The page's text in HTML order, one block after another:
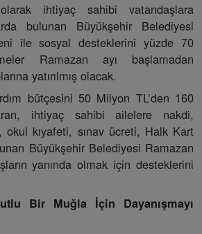
ihtiyaç sahibi vatandaşlara
bulunan Büyükşehir Belediyesi
ile sosyal desteklerini yüzde 70
Ramazan ayı başlamadan
yatırılmış olacak.
bütçesini 50 Milyon TL’den 160
ihtiyaç sahibi ailelere nakdi,
okul kıyafeti, sınav ücreti, Halk Kart
Büyükşehir Belediyesi Ramazan
yanında olmak için desteklerini
Bir Muğla İçin Dayanışmayı